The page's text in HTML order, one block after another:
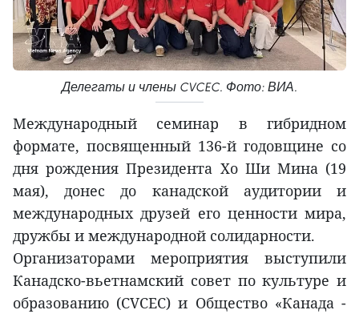
Делегаты и члены CVCEC. Фото: ВИА.
Международный семинар в гибридном
формате, посвященный 136-й годовщине со
дня рождения Президента Хо Ши Мина (19
мая), донес до канадской аудитории и
международных друзей его ценности мира,
дружбы и международной солидарности.
Организаторами мероприятия выступили
Канадско-вьетнамский совет по культуре и
образованию (CVCEC) и Общество «Канада -